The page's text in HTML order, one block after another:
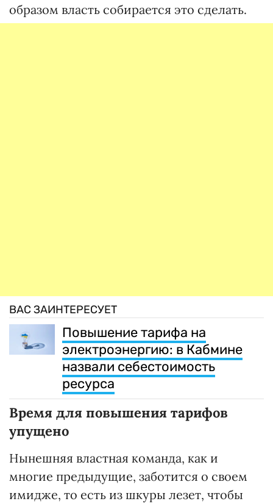
образом власть собирается это сделать.
ВАС ЗАИНТЕРЕСУЕТ
Повышение тарифа на
электроэнергию: в Кабмине
назвали себестоимость
ресурса
Время для повышения тарифов
упущено
Нынешняя властная команда, как и
многие предыдущие, заботится о своем
имидже, то есть из шкуры лезет, чтобы